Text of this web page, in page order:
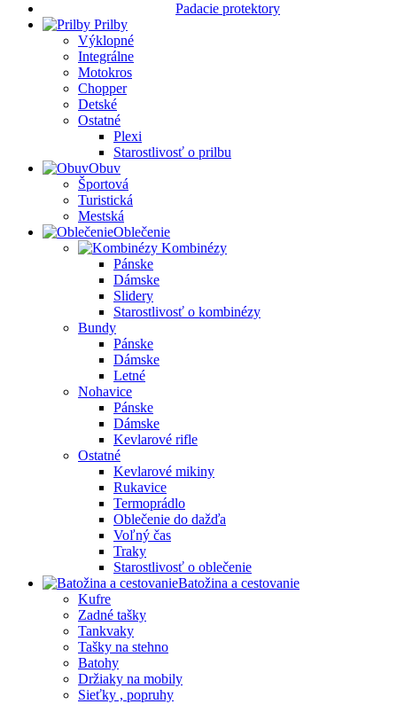
Padacie protektory
Prilby
Výklopné
Integrálne
Motokros
Chopper
Detské
Ostatné
Plexi
Starostlivosť o prilbu
Obuv
Športová
Turistická
Mestská
Oblečenie
Kombinézy
Pánske
Dámske
Slidery
Starostlivosť o kombinézy
Bundy
Pánske
Dámske
Letné
Nohavice
Pánske
Dámske
Kevlarové rifle
Ostatné
Kevlarové mikiny
Rukavice
Termoprádlo
Oblečenie do dažďa
Voľný čas
Traky
Starostlivosť o oblečenie
Batožina a cestovanie
Kufre
Zadné tašky
Tankvaky
Tašky na stehno
Batohy
Držiaky na mobily
Sieťky , popruhy